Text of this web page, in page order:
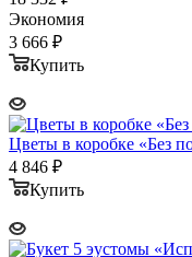
Экономия
3 666 ₽
Купить
Цветы в коробке «Без
4 846 ₽
Купить